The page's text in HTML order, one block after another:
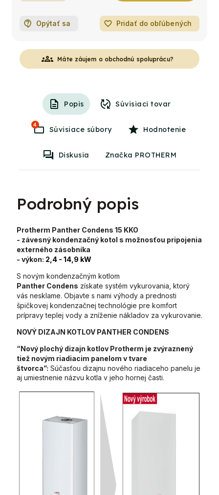
Opýtať sa favorite_border Pridať do obľúbených
groups Máte záujem o obchodnú spoluprácu?
Popis Súvisiaci tovar
4
Súvisiace súbory Hodnotenie
Diskusia Značka PROTHERM
Podrobný popis
Protherm Panther Condens 15 KKO
- závesný kondenzačný kotol s možnosťou pripojenia
externého zásobníka
- výkon: 2,4 - 14,9 kW
S novým kondenzačným kotlom
Panther Condens získate systém vykurovania, ktorý
vás nesklame. Objavte s nami výhody a prednosti
špičkovej kondenzačnej technológie pre komfort
prípravy teplej vody a zníženie nákladov za vykurovanie.
NOVÝ DIZAJN KOTLOV PANTHER CONDENS
“Nový plochý dizajn kotlov Protherm je zvýraznený
tiež novým riadiacim panelom v tvare
štvorca”: Súčasťou dizajnu nového riadiaceho panelu je
aj umiestnenie názvu kotla v jeho hornej časti.